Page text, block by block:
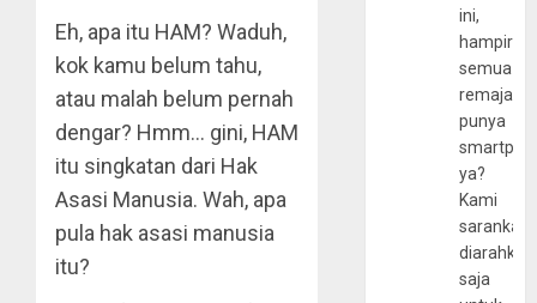
Eh, apa itu HAM? Waduh,
kok kamu belum tahu,
atau malah belum pernah
dengar? Hmm… gini, HAM
itu singkatan dari Hak
Asasi Manusia. Wah, apa
pula hak asasi manusia
itu?
ini,
hampir
semua
remaja
punya
ya?
Kami
sarankan,
diarahkan
saja